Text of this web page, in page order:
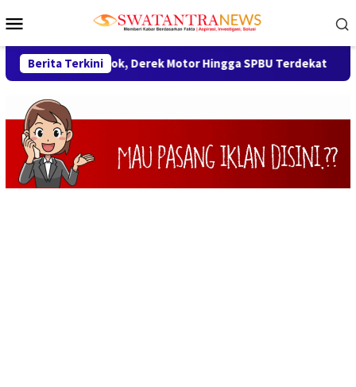
ke
Mobile
Berita Terkini
Mogok, Derek Motor Hingga SPBU Terdekat LBH